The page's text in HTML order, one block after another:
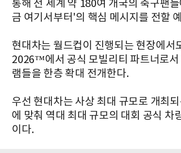
통해 전 세계 약 180여 개국의 축구팬
금 여기서부터'의 핵심 메시지를 전할
현대차는 월드컵이 진행되는 현장에서
2026™에서 공식 모빌리티 파트너로서
램들을 한층 확대 전개한다.
우선 현대차는 사상 최대 규모로 개최
에 맞춰 역대 최대 규모의 대회 공식 차
이다.